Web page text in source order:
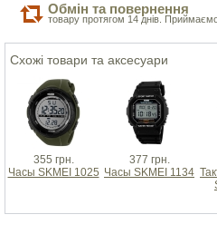
Обмін та повернення
товару протягом 14 днів.
Схожі товари та аксесуари
355 грн.
Часы SKMEI 1025
377 грн.
Часы SKMEI 1134